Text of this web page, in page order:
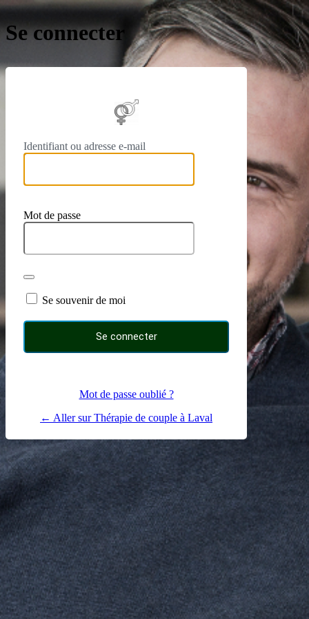
Se connecter
Identifiant ou adresse e-mail
Mot de passe
Se souvenir de moi
Mot de passe oublié ?
← Aller sur Thérapie de couple à Laval